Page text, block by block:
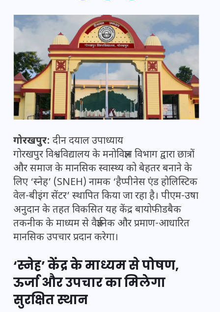
गोरखपुर: दीन दयाल उपाध्याय
गोरखपुर विश्वविद्यालयके मनोविज्ञान विभाग द्वारा छात्रों
और समाज के मानसिक स्वास्थ्य को बेहतर बनाने के
लिए ‘स्नेह’ (SNEH) नामक ‘हैप्पीनेस एंड होलिस्टिक
वेल-बीइंग सेंटर’ स्थापित किया जा रहा है। पीएम-उषा
अनुदान के तहत विकसित यह केंद्र बायोफीडबैक
तकनीक के माध्यम से वैज्ञानिक और प्रमाण-आधारित
मानसिक उपचार प्रदान करेगा।
‘स्नेह’ केंद्र के माध्यम से पोषण,
ऊर्जा और उपचार का मिलेगा
सुरक्षित स्थान